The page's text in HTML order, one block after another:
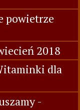
powietrze
2018
dla
-